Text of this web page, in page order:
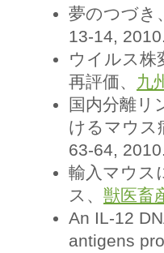
夢のつづき
13-14,
ウイルス株
再評価、 九
国内分離リ
けるマウス
63-64,
輸入マウス
ス、 獣医畜
An IL-12
antigens